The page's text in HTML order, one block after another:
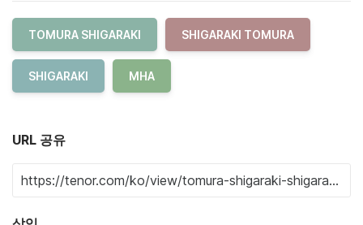
TOMURA SHIGARAKI SHIGARAKI TOMURA
SHIGARAKI MHA
URL 공유